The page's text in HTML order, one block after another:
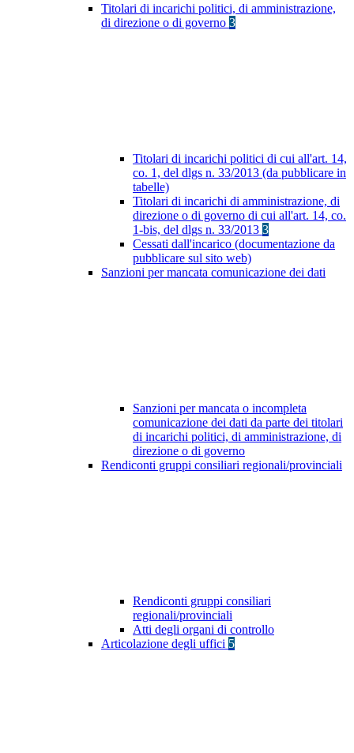
Titolari di incarichi politici, di amministrazione,
di direzione o di governo 3
Titolari di incarichi politici di cui all'art. 14,
co. 1, del dlgs n. 33/2013 (da pubblicare in
tabelle)
Titolari di incarichi di amministrazione, di
direzione o di governo di cui all'art. 14, co.
1-bis, del dlgs n. 33/2013 3
Cessati dall'incarico (documentazione da
pubblicare sul sito web)
Sanzioni per mancata comunicazione dei dati
Sanzioni per mancata o incompleta
comunicazione dei dati da parte dei titolari
di incarichi politici, di amministrazione, di
direzione o di governo
Rendiconti gruppi consiliari regionali/provinciali
Rendiconti gruppi consiliari
regionali/provinciali
Atti degli organi di controllo
Articolazione degli uffici 5